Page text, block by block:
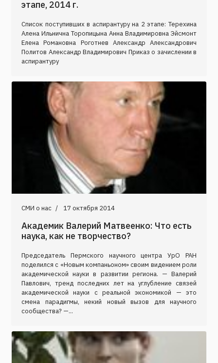
этапе, 2014 г.
Список поступивших в аспирантуру на 2 этапе: Терехина
Алена Ильнична Торопицына Анна Владимировна Эйсмонт
Елена Романовна Роготнев Александр Александрович
Политов Александр Владимирович Приказ о зачислении в
аспирантуру
СМИ о нас 17 октября 2014
Академик Валерий Матвеенко: Что есть
наука, как не творчество?
Председатель Пермского научного центра УрО РАН
поделился с «Новым компаньоном» своим видением роли
академической науки в развитии региона. — Валерий
Павлович, тренд последних лет на углубление связей
академической науки с реальной экономикой — это
смена парадигмы, некий новый вызов для научного
сообщества? —...